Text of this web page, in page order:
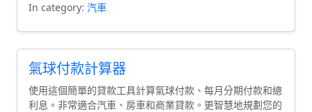
In category: 汽車
氣球付款計算器
使用這個簡單的貸款工具計算氣球付款、每月分期付款和總
利息。非常適合汽車、房車和商業貸款。更智慧地規劃您的